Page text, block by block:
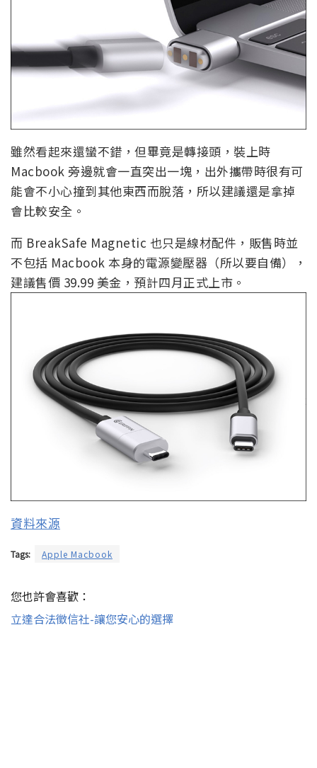
雖然看起來還蠻不錯，但畢竟是轉接頭，裝上時
Macbook 旁邊就會一直突出一塊，出外攜帶時很有可
能會不小心撞到其他東西而脫落，所以建議還是拿掉
會比較安全。
而 BreakSafe Magnetic 也只是線材配件，販售時並
不包括 Macbook 本身的電源變壓器（所以要自備），
建議售價 39.99 美金，預計四月正式上市。
資料來源
Tags: Apple Macbook
您也許會喜歡：
立達合法徵信社-讓您安心的選擇